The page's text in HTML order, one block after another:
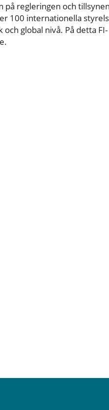
regleringen och
100 internationella
global nivå. På detta FI-